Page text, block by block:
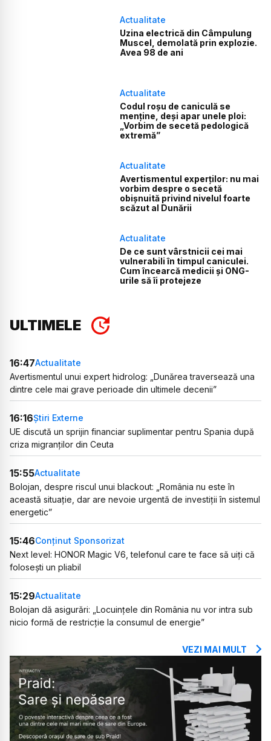
Actualitate
Uzina electrică din Câmpulung
Muscel, demolată prin explozie.
Avea 98 de ani
Actualitate
Codul roșu de caniculă se
menține, deși apar unele ploi:
„Vorbim de secetă pedologică
extremă”
Actualitate
Avertismentul experților: nu mai
vorbim despre o secetă
obișnuită privind nivelul foarte
scăzut al Dunării
Actualitate
De ce sunt vârstnicii cei mai
vulnerabili în timpul caniculei.
Cum încearcă medicii și ONG-
urile să îi protejeze
ULTIMELE
16:47Actualitate
Avertismentul unui expert hidrolog: „Dunărea traversează una
dintre cele mai grave perioade din ultimele decenii”
16:16Știri Externe
UE discută un sprijin financiar suplimentar pentru Spania după
criza migranților din Ceuta
15:55Actualitate
Bolojan, despre riscul unui blackout: „România nu este în
această situație, dar are nevoie urgentă de investiții în sistemul
energetic”
15:46Conținut Sponsorizat
Next level: HONOR Magic V6, telefonul care te face să uiți că
folosești un pliabil
15:29Actualitate
Bolojan dă asigurări: „Locuințele din România nu vor intra sub
nicio formă de restricție la consumul de energie”
VEZI MAI MULT